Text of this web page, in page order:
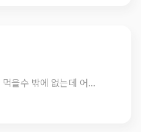
기차로 와서 가까운데서 가평역 부근에서 먹을수 밖에 없는데 어떨까??